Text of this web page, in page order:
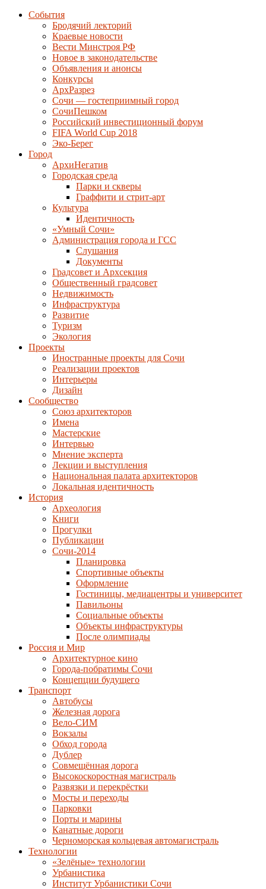
События
Бродячий лекторий
Краевые новости
Вести Минстроя РФ
Новое в законодательстве
Объявления и анонсы
Конкурсы
АрхРазрез
Сочи — гостеприимный город
СочиПешком
Российский инвестиционный форум
FIFA World Cup 2018
Эко-Берег
Город
АрхиНегатив
Городская среда
Парки и скверы
Граффити и стрит-арт
Культура
Идентичность
«Умный Сочи»
Администрация города и ГСС
Слушания
Документы
Градсовет и Архсекция
Общественный градсовет
Недвижимость
Инфраструктура
Развитие
Туризм
Экология
Проекты
Иностранные проекты для Сочи
Реализации проектов
Интерьеры
Дизайн
Сообщество
Союз архитекторов
Имена
Мастерские
Интервью
Мнение эксперта
Лекции и выступления
Национальная палата архитекторов
Локальная идентичность
История
Археология
Книги
Прогулки
Публикации
Сочи-2014
Планировка
Спортивные объекты
Оформление
Гостиницы, медиацентры и университет
Павильоны
Социальные объекты
Объекты инфраструктуры
После олимпиады
Россия и Мир
Архитектурное кино
Города-побратимы Сочи
Концепции будущего
Транспорт
Автобусы
Железная дорога
Вело-СИМ
Вокзалы
Обход города
Дублер
Совмещённая дорога
Высокоскоростная магистраль
Развязки и перекрёстки
Мосты и переходы
Парковки
Порты и марины
Канатные дороги
Черноморская кольцевая автомагистраль
Технологии
«Зелёные» технологии
Урбанистика
Институт Урбанистики Сочи